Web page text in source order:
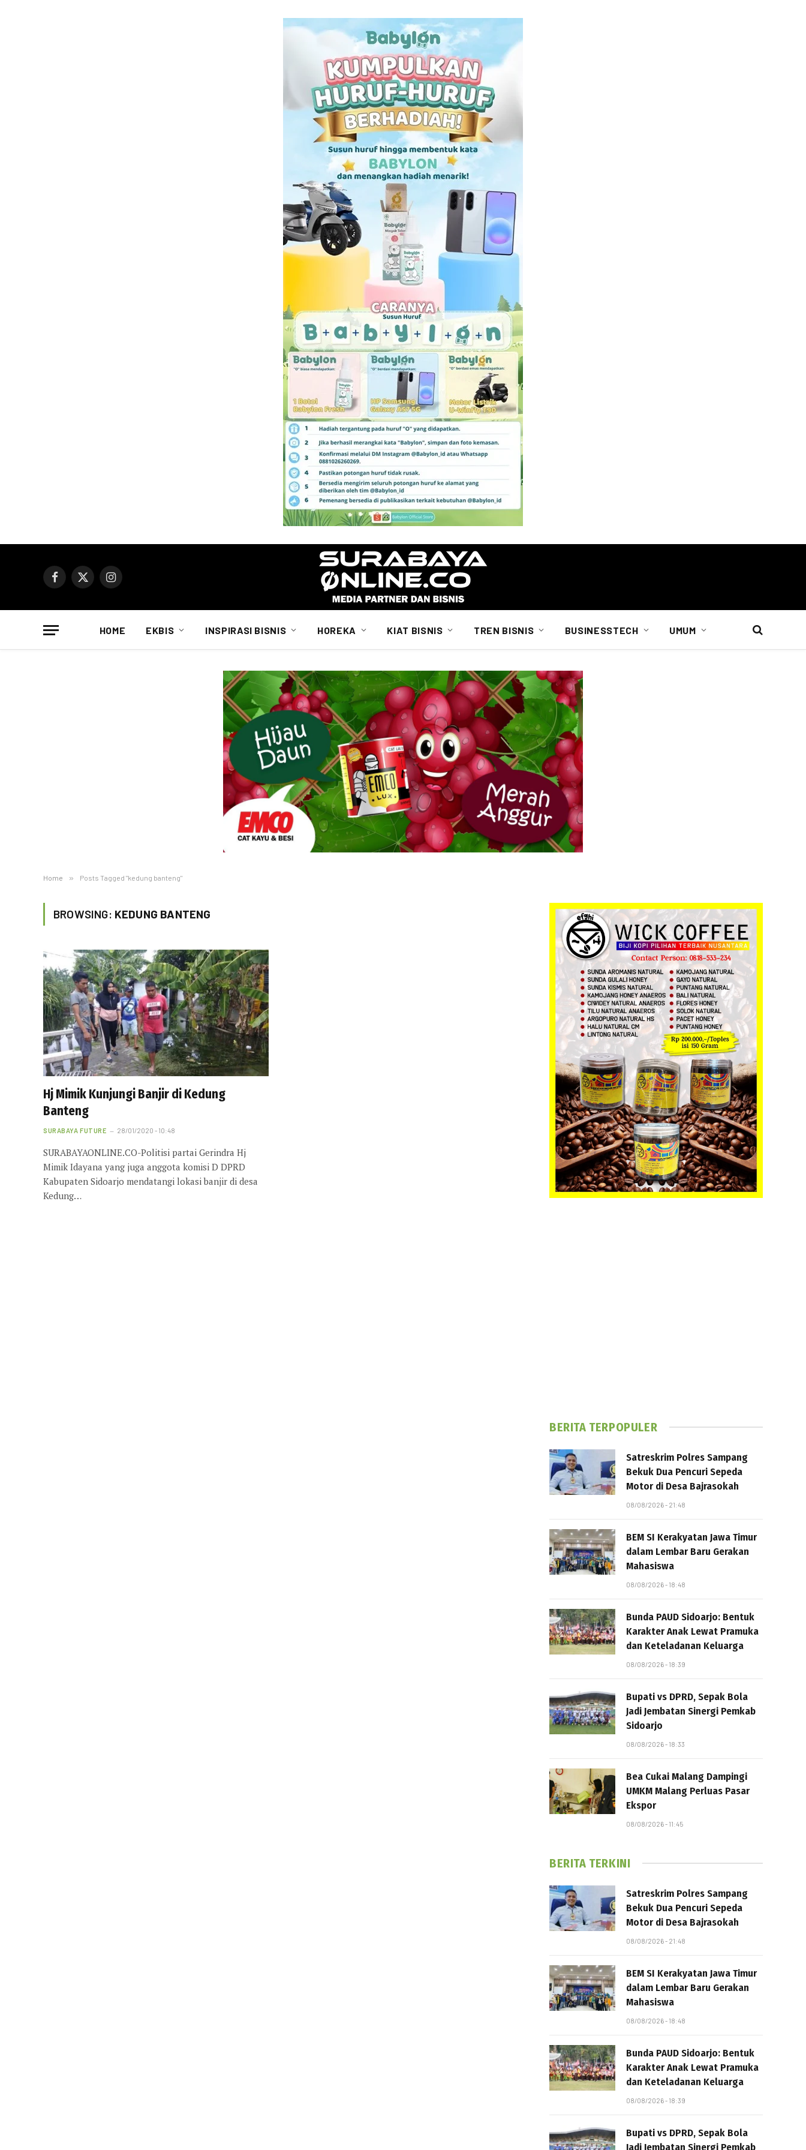
Facebook
X
Instagram
HOME EKBIS INSPIRASI BISNIS HOREKA KIAT BISNIS TREN BISNIS BUSINESSTECH UMUM
Home » Posts Tagged "kedung banteng"
BROWSING: KEDUNG BANTENG
Hj Mimik Kunjungi Banjir di Kedung
Banteng
SURABAYA FUTURE 28/01/2020 - 10:48
SURABAYAONLINE.CO-Politisi partai Gerindra Hj
Mimik Idayana yang juga anggota komisi D DPRD
Kabupaten Sidoarjo mendatangi lokasi banjir di desa
Kedung…
BERITA TERPOPULER
Satreskrim Polres Sampang
Bekuk Dua Pencuri Sepeda
Motor di Desa Bajrasokah
08/08/2026 - 21:48
BEM SI Kerakyatan Jawa Timur
dalam Lembar Baru Gerakan
Mahasiswa
08/08/2026 - 18:48
Bunda PAUD Sidoarjo: Bentuk
Karakter Anak Lewat Pramuka
dan Keteladanan Keluarga
08/08/2026 - 18:39
Bupati vs DPRD, Sepak Bola
Jadi Jembatan Sinergi Pemkab
Sidoarjo
08/08/2026 - 18:33
Bea Cukai Malang Dampingi
UMKM Malang Perluas Pasar
Ekspor
08/08/2026 - 11:45
BERITA TERKINI
Satreskrim Polres Sampang
Bekuk Dua Pencuri Sepeda
Motor di Desa Bajrasokah
08/08/2026 - 21:48
BEM SI Kerakyatan Jawa Timur
dalam Lembar Baru Gerakan
Mahasiswa
08/08/2026 - 18:48
Bunda PAUD Sidoarjo: Bentuk
Karakter Anak Lewat Pramuka
dan Keteladanan Keluarga
08/08/2026 - 18:39
Bupati vs DPRD, Sepak Bola
Jadi Jembatan Sinergi Pemkab